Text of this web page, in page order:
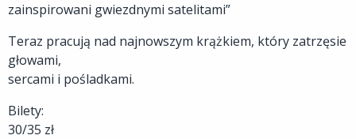
zainspirowani gwiezdnymi satelitami”
Teraz pracują nad najnowszym krążkiem, który zatrzęsie
głowami,
sercami i pośladkami.
Bilety:
30/35 zł